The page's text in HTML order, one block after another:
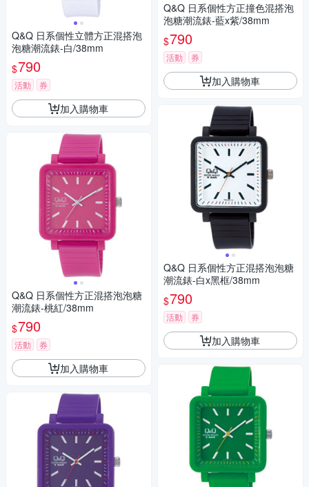
Q&Q 日系個性立體方正混搭泡
泡糖潮流錶-白/38mm
$790
活動 券
加入購物車
Q&Q 日系個性方正混搭泡泡糖
潮流錶-桃紅/38mm
$790
活動 券
加入購物車
Q&Q 日系個性方正撞色混搭泡
泡糖潮流錶-藍x紫/38mm
$790
活動 券
加入購物車
Q&Q 日系個性方正混搭泡泡糖
潮流錶-白x黑框/38mm
$790
活動 券
加入購物車